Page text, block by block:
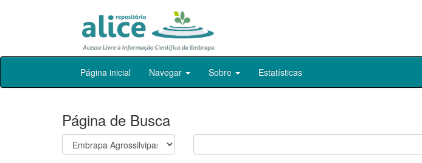
Skip
Página inicial Navegar Sobre Estatísticas
Página de Busca